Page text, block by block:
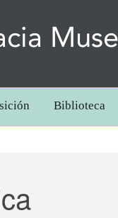
Biblioteca